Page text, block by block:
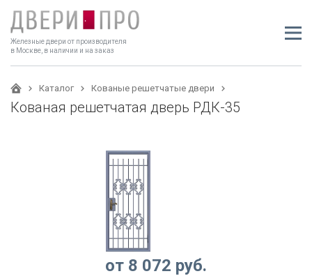
Железные двери от производителя
в Москве, в наличии и на заказ
Каталог Кованые решетчатые двери
Кованая решетчатая дверь РДК-35
от 8 072 руб.